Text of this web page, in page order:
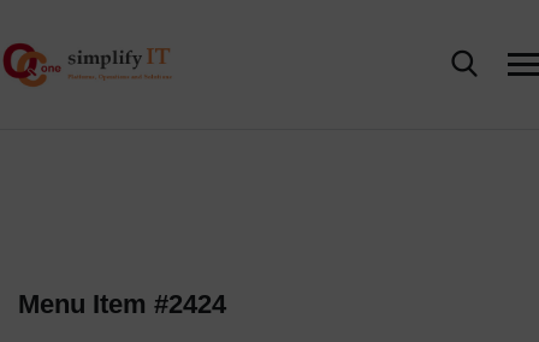
Menu Item #2424